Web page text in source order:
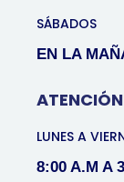
SÁBADOS
EN LA
LUNES A
8:00 A.M A